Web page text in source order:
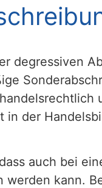
degressiven
der
auch bei
werden kann.